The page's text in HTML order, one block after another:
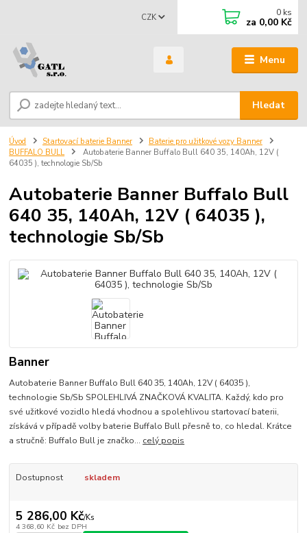
Menu
CZK
Hledat
0 ks
za 0,00 Kč
Úvod Startovací baterie Banner
Baterie pro užitkové vozy Banner
BUFFALO BULL
Autobaterie Banner Buffalo Bull 640 35, 140Ah, 12V (
64035 ), technologie Sb/Sb
Autobaterie Banner Buffalo Bull
640 35, 140Ah, 12V ( 64035 ),
technologie Sb/Sb
Banner
Autobaterie Banner Buffalo Bull 640 35, 140Ah, 12V ( 64035 ),
technologie Sb/Sb SPOLEHLIVÁ ZNAČKOVÁ KVALITA. Každý, kdo pro
své užitkové vozidlo hledá vhodnou a spolehlivou startovací baterii,
získává v případě volby baterie Buffalo Bull přesně to, co hledal. Krátce
a stručně: Buffalo Bull je značko... celý popis
Dostupnost skladem
5 286,00 Kč/Ks
4 368,60 Kč bez DPH